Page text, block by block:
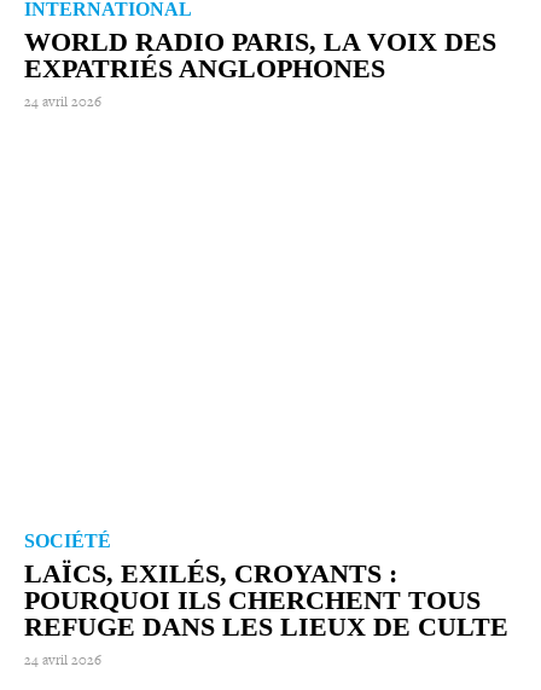
INTERNATIONAL
WORLD RADIO PARIS, LA VOIX DES
EXPATRIÉS ANGLOPHONES
24 avril 2026
SOCIÉTÉ
LAÏCS, EXILÉS, CROYANTS :
POURQUOI ILS CHERCHENT TOUS
REFUGE DANS LES LIEUX DE CULTE
24 avril 2026